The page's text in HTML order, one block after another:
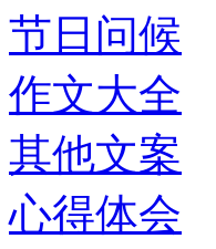
节日问候
作文大全
其他文案
心得体会